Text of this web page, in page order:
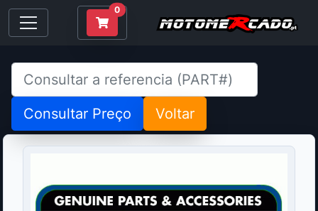
0
Consultar Preço Voltar